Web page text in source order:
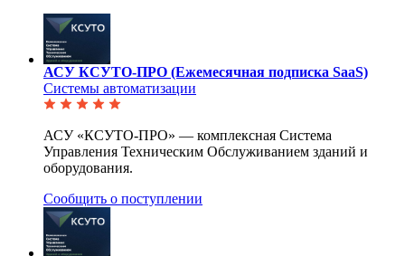
АСУ КСУТО-ПРО (Ежемесячная подписка SaaS)
Системы автоматизации
АСУ «КСУТО-ПРО» — комплексная Система
Управления Техническим Обслуживанием зданий и
оборудования.
Сообщить о поступлении